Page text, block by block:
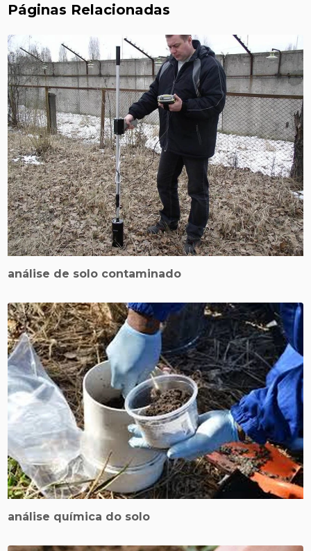
Páginas Relacionadas
análise de solo contaminado
análise química do solo